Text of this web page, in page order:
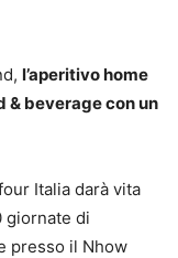
l’aperitivo home
& beverage con un
Italia darà vita
giornate di
presso il Nhow